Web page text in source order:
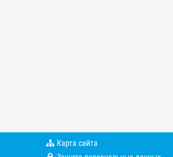
Карта сайта